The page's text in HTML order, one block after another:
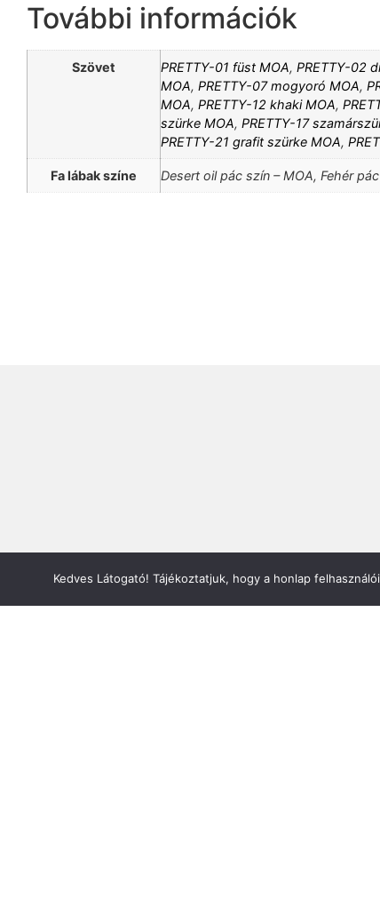
További információk
Szövet PRETTY-01 füst MOA, PRETTY-02
MOA, PRETTY-07 mogyoró MOA,
MOA, PRETTY-12 khaki MOA,
szürke MOA, PRETTY-17
PRETTY-21 grafit szürke MOA,
Fa lábak színe Desert oil pác szín – MOA, Fehér
Kedves Látogató! Tájékoztatjuk, hogy a honlap